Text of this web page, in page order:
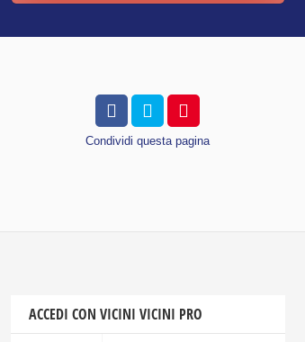
Condividi questa pagina
ACCEDI CON VICINI VICINI PRO